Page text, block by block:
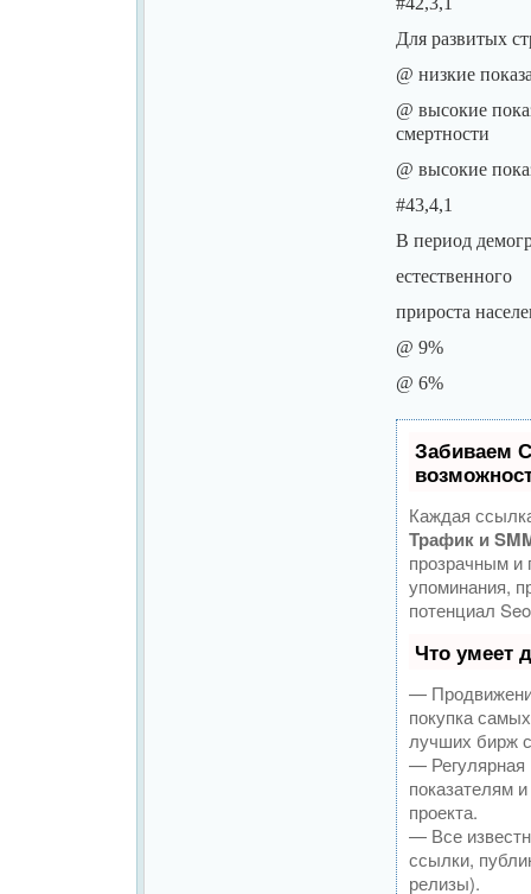
Для развитых
@ низкие
@ высокие
смертности
@ высокие
#43,4,1
В период
естественного
прироста
@ 9%
@ 6%
Забиваем
Каждая
Трафик и
прозрачным и
упоминания,
потенциал
Что умеет
—
покупка
лучших бирж
— Регулярная
показателям
проекта.
— Все
ссылки,
релизы).